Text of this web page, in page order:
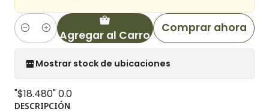
Cantidad Agregar al Carro
Comprar ahora
Mostrar stock de ubicaciones
"$18.480"0.0
DESCRIPCIÓN